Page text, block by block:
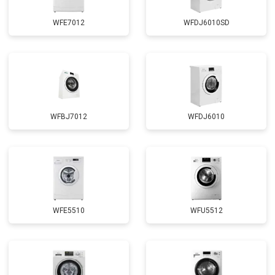
WFE7012 WFDJ6010SD
WFBJ7012 WFDJ6010
WFE5510 WFU5512